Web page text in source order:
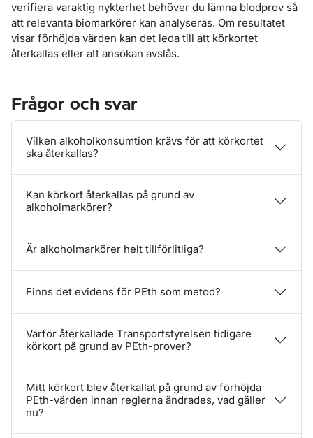
verifiera varaktig nykterhet behöver du lämna blodprov så
att relevanta biomarkörer kan analyseras. Om resultatet
visar förhöjda värden kan det leda till att körkortet
återkallas eller att ansökan avslås.
Frågor och svar
Vilken alkoholkonsumtion krävs för att körkortet
ska återkallas?
Kan körkort återkallas på grund av
alkoholmarkörer?
Är alkoholmarkörer helt tillförlitliga?
Finns det evidens för PEth som metod?
Varför återkallade Transportstyrelsen tidigare
körkort på grund av PEth-prover?
Mitt körkort blev återkallat på grund av förhöjda
PEth-värden innan reglerna ändrades, vad gäller
nu?